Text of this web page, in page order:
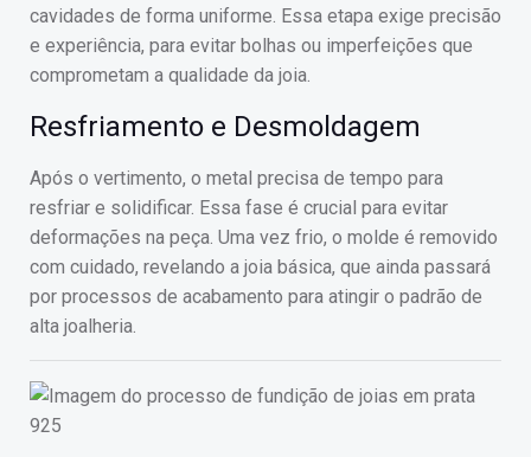
cavidades de forma uniforme. Essa etapa exige precisão
e experiência, para evitar bolhas ou imperfeições que
comprometam a qualidade da joia.
Resfriamento e Desmoldagem
Após o vertimento, o metal precisa de tempo para
resfriar e solidificar. Essa fase é crucial para evitar
deformações na peça. Uma vez frio, o molde é removido
com cuidado, revelando a joia básica, que ainda passará
por processos de acabamento para atingir o padrão de
alta joalheria.